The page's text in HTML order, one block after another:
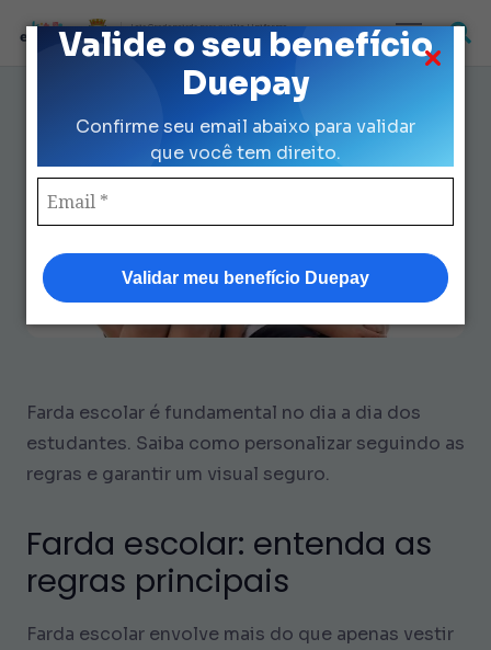
Valide o seu benefício
Duepay
Confirme seu email abaixo para validar
que você tem direito.
Validar meu benefício Duepay
Loja Credenciada para auxilio Uniforme
e Kit Escolar da Prefeitura de São Paulo
Farda Escolar: 7 Regras Oficiais
para Personalizar sem Erros
Farda escolar é fundamental no dia a dia dos
estudantes. Saiba como personalizar seguindo as
regras e garantir um visual seguro.
Farda escolar: entenda as
regras principais
Farda escolar envolve mais do que apenas vestir